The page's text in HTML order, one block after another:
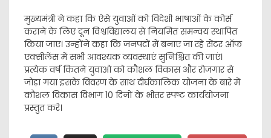
मुख्यमंत्री ने कहा कि ऐसे युवाओं को विदेशी भाषाओं के कोर्स
कराने के लिए दून विश्वविद्यालय से नियमित समन्वय स्थापित
किया जाए। उन्होंने कहा कि जनपदों में बनाए जा रहे सेंटर ऑफ
एक्सीलेंस में सभी आवश्यक व्यवस्थाएं सुनिश्चित की जाएं।
प्रत्येक वर्ष कितने युवाओं को कौशल विकास और रोजगार से
जोड़ा गया इसके विवरण के साथ दीर्घकालिक योजना के बारे में
कौशल विकास विभाग 10 दिनों के भीतर स्पष्ट कार्ययोजना
प्रस्तुत करे।